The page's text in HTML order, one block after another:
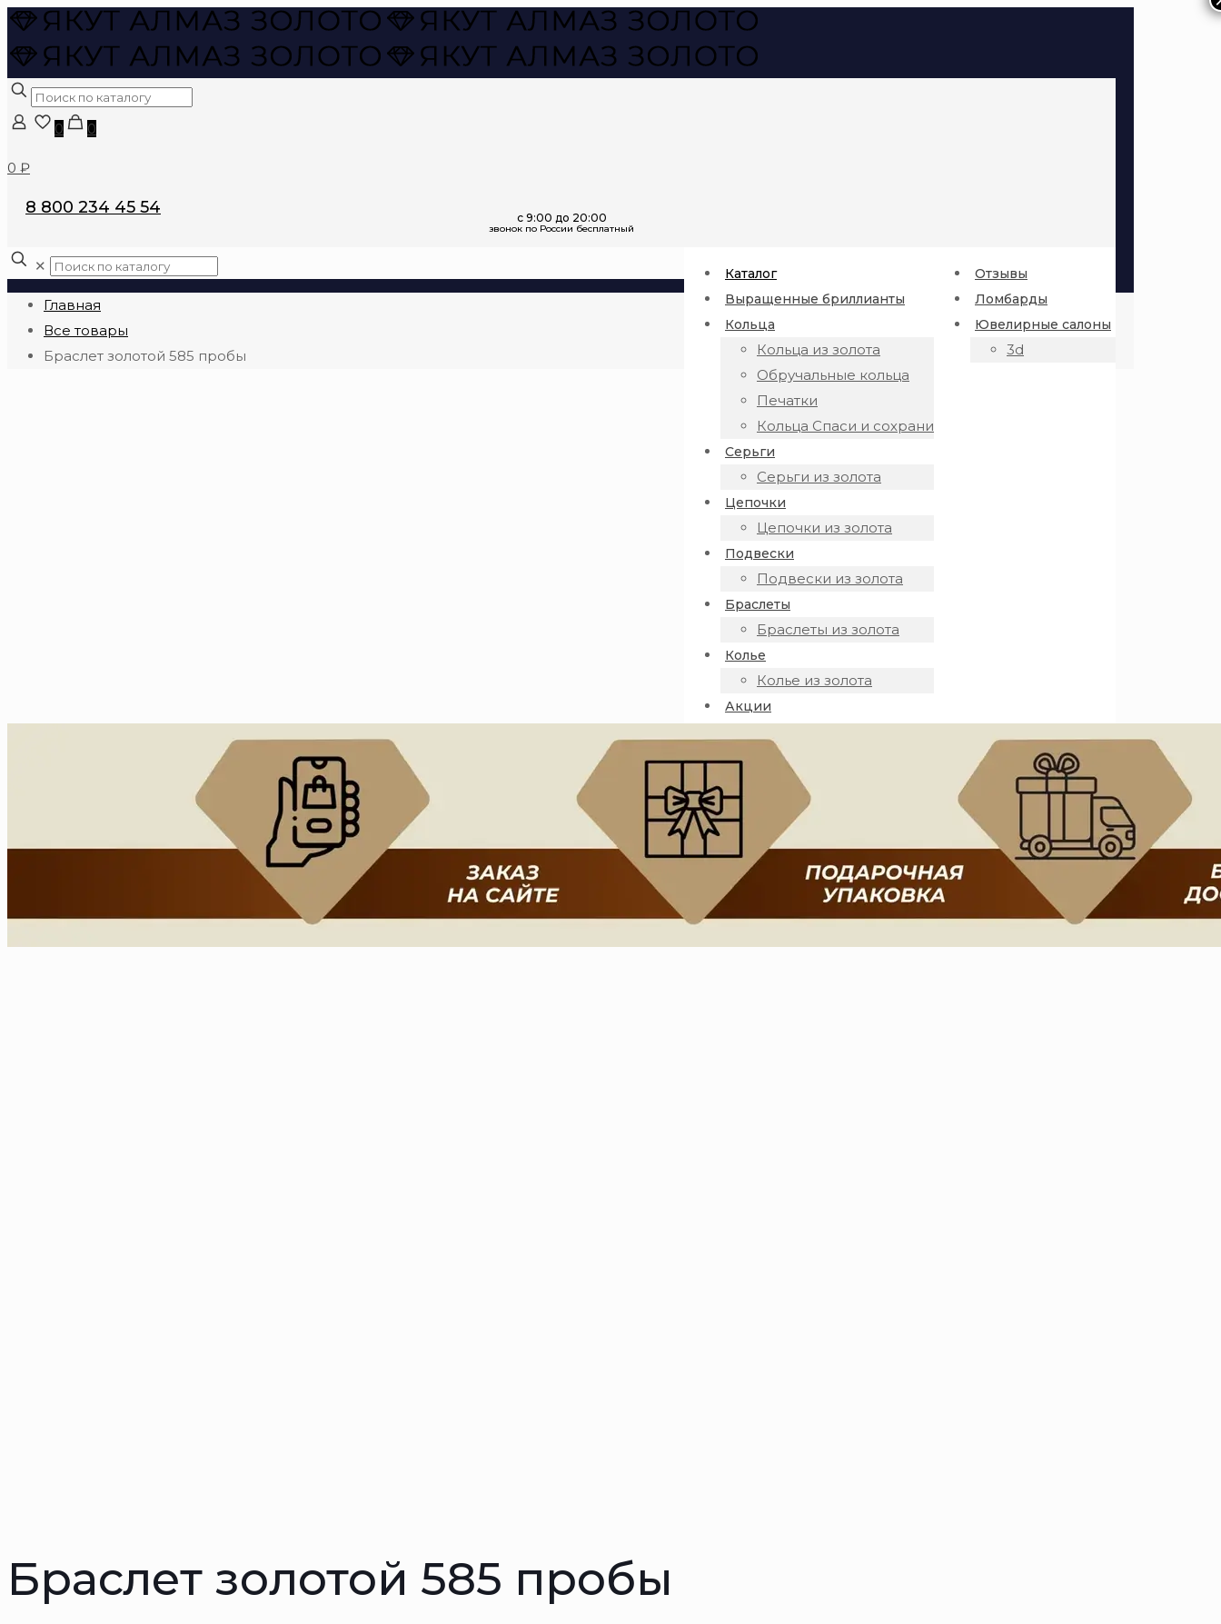
0 0
0 ₽
8 800 234 45 54
Каталог
Выращенные бриллианты
Кольца
Кольца из золота
Обручальные кольца
Печатки
Кольца Спаси и сохрани
Серьги
Серьги из золота
Цепочки
Цепочки из золота
Подвески
Подвески из золота
Браслеты
Браслеты из золота
Колье
Колье из золота
Акции
Отзывы
Ломбарды
Ювелирные салоны
3d
✕
Главная
Все товары
Браслет золотой 585 пробы
Браслет золотой 585 пробы